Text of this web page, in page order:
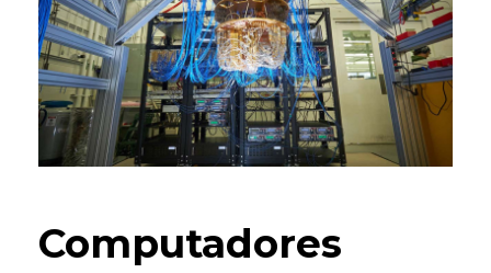
Computadores